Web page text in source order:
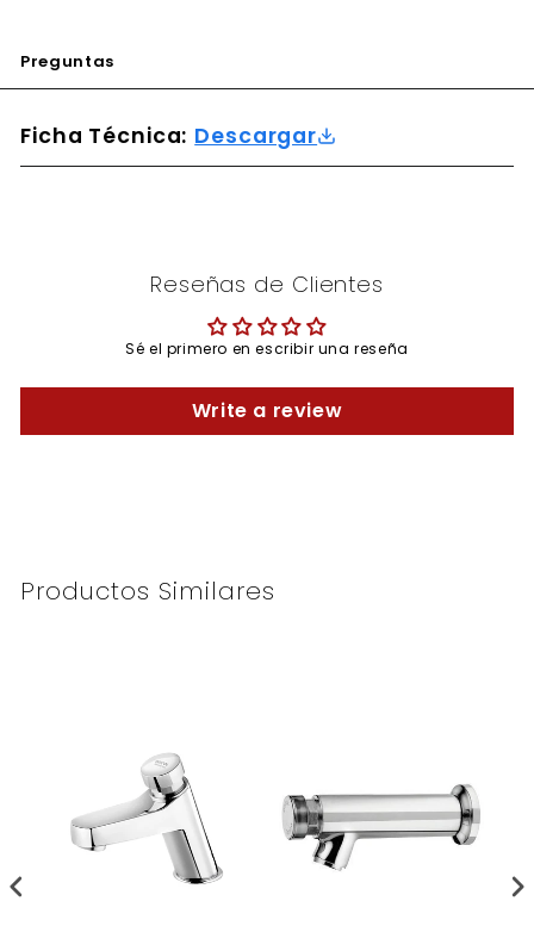
Preguntas
Ficha Técnica: Descargar
Reseñas de Clientes
Sé el primero en escribir una reseña
Write a review
Productos Similares